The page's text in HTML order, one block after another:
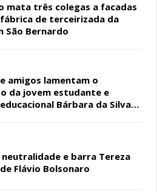
mata três colegas a facadas
de terceirizada da
São Bernardo
amigos lamentam o
da jovem estudante e
Bárbara da Silva
neutralidade e barra Tereza
Flávio Bolsonaro